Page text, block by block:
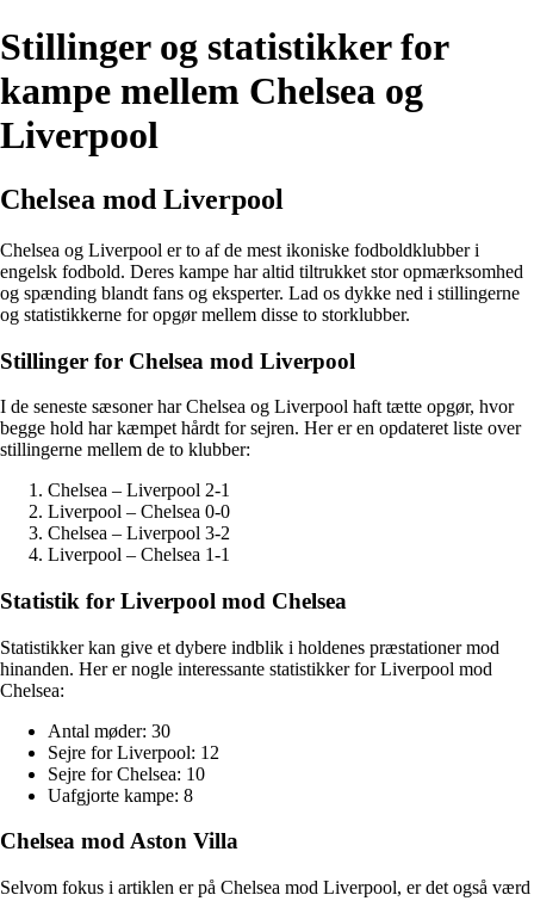
Stillinger og statistikker for
kampe mellem Chelsea og
Liverpool
Chelsea mod Liverpool
Chelsea og Liverpool er to af de mest ikoniske fodboldklubber i
engelsk fodbold. Deres kampe har altid tiltrukket stor opmærksomhed
og spænding blandt fans og eksperter. Lad os dykke ned i stillingerne
og statistikkerne for opgør mellem disse to storklubber.
Stillinger for Chelsea mod Liverpool
I de seneste sæsoner har Chelsea og Liverpool haft tætte opgør, hvor
begge hold har kæmpet hårdt for sejren. Her er en opdateret liste over
stillingerne mellem de to klubber:
Chelsea – Liverpool 2-1
Liverpool – Chelsea 0-0
Chelsea – Liverpool 3-2
Liverpool – Chelsea 1-1
Statistik for Liverpool mod Chelsea
Statistikker kan give et dybere indblik i holdenes præstationer mod
hinanden. Her er nogle interessante statistikker for Liverpool mod
Chelsea:
Antal møder: 30
Sejre for Liverpool: 12
Sejre for Chelsea: 10
Uafgjorte kampe: 8
Chelsea mod Aston Villa
Selvom fokus i artiklen er på Chelsea mod Liverpool, er det også værd